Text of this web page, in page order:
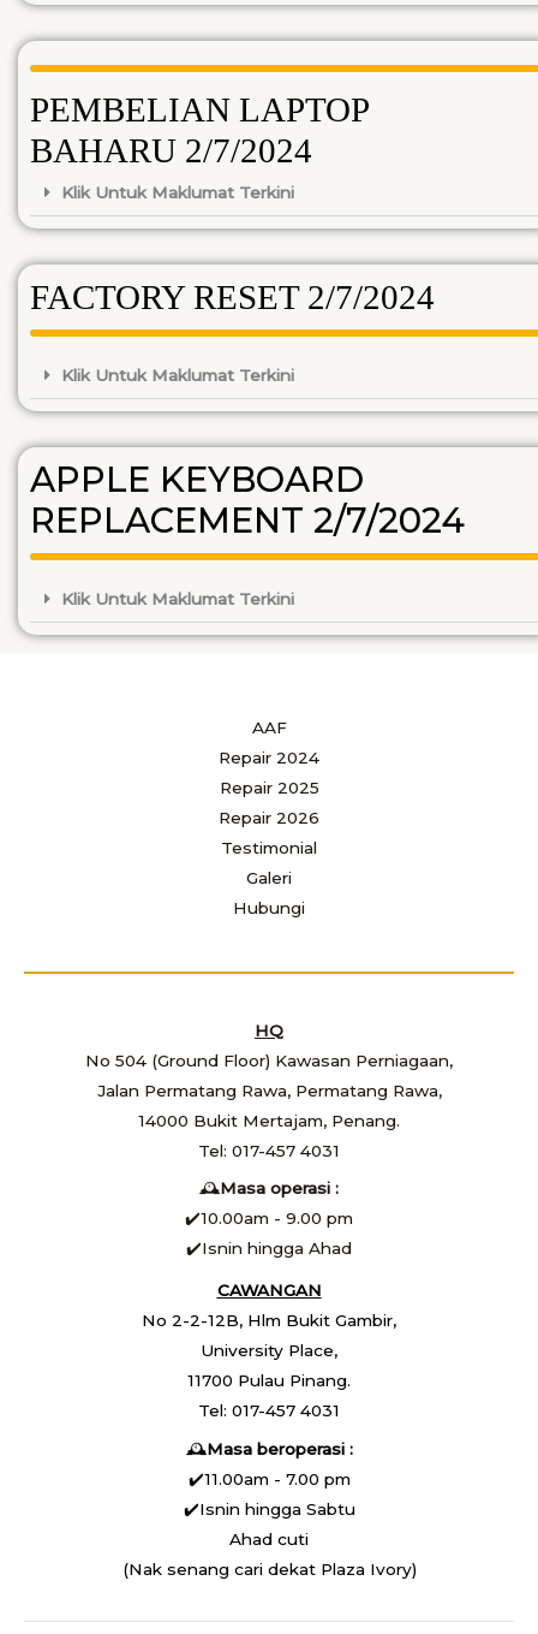
PEMBELIAN LAPTOP
BAHARU 2/7/2024
Klik Untuk Maklumat Terkini
FACTORY RESET 2/7/2024
Klik Untuk Maklumat Terkini
APPLE KEYBOARD
REPLACEMENT 2/7/2024
Klik Untuk Maklumat Terkini
AAF
Repair 2024
Repair 2025
Repair 2026
Testimonial
Galeri
Hubungi
HQ
No 504 (Ground Floor) Kawasan Perniagaan,
Jalan Permatang Rawa, Permatang Rawa,
14000 Bukit Mertajam, Penang.
Tel: 017-457 4031
🕰️Masa operasi :
✔️10.00am - 9.00 pm
✔️Isnin hingga Ahad
CAWANGAN
No 2-2-12B, Hlm Bukit Gambir,
University Place,
11700 Pulau Pinang.
Tel: 017-457 4031
🕰️Masa beroperasi :
✔️11.00am - 7.00 pm
✔️Isnin hingga Sabtu
Ahad cuti
(Nak senang cari dekat Plaza Ivory)